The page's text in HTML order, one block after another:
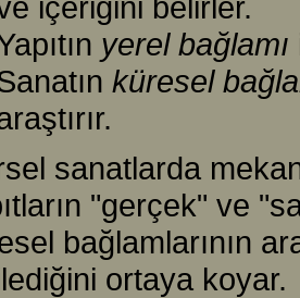
yerel bağlamı
küresel
sanatlarda
"gerçek" ve
bağlamlarının
ortaya koyar.